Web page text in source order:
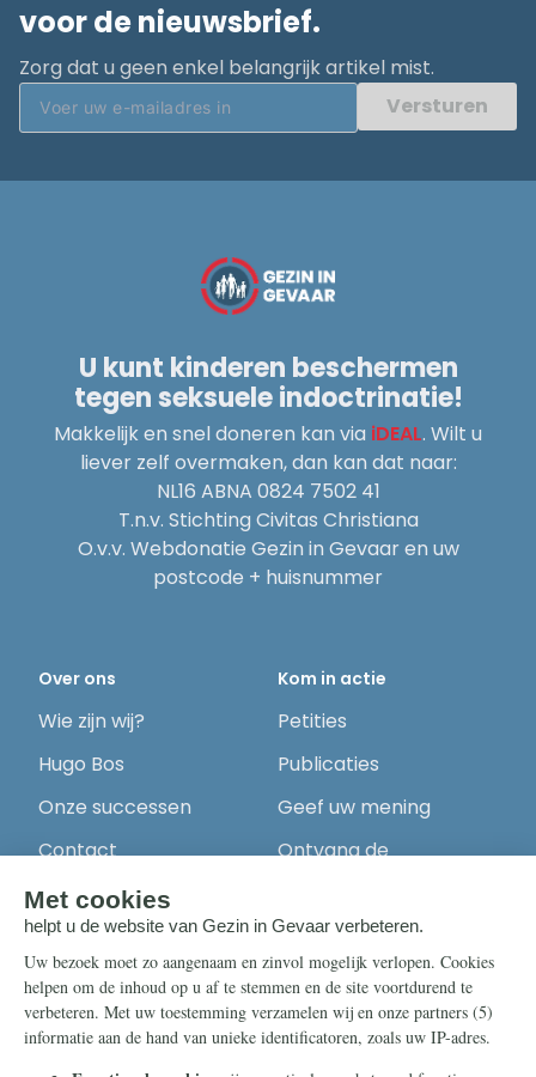
voor de nieuwsbrief.
Zorg dat u geen enkel belangrijk artikel mist.
Versturen
U kunt kinderen beschermen
tegen seksuele indoctrinatie!
Makkelijk en snel doneren kan via iDEAL. Wilt u
liever zelf overmaken, dan kan dat naar:
NL16 ABNA 0824 7502 41
T.n.v. Stichting Civitas Christiana
O.v.v. Webdonatie Gezin in Gevaar en uw
postcode + huisnummer
Over ons
Wie zijn wij?
Hugo Bos
Onze successen
Contact
Kom in actie
Petities
Publicaties
Geef uw mening
Ontvang de
Steun ons
Nieuwsbrief
Eenmalig
Info
Contact
Ontvang onze
Telegram-berichten